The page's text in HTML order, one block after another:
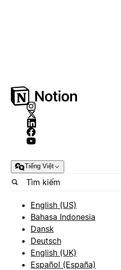
Tiếng Việt
English (US)
Bahasa Indonesia
Dansk
Deutsch
English (UK)
Español (España)